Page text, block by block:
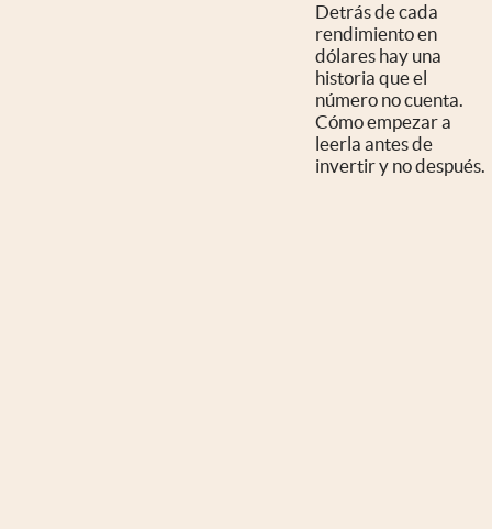
Detrás de cada
rendimiento en
dólares hay una
historia que el
número no cuenta.
Cómo empezar a
leerla antes de
invertir y no después.